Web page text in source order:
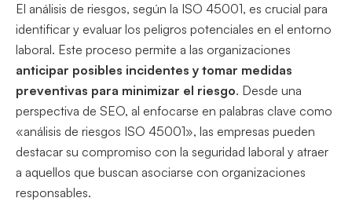
El análisis de riesgos, según la ISO 45001, es crucial para
identificar y evaluar los peligros potenciales en el entorno
laboral. Este proceso permite a las organizaciones
anticipar posibles incidentes y tomar medidas
preventivas para minimizar el riesgo. Desde una
perspectiva de SEO, al enfocarse en palabras clave como
«análisis de riesgos ISO 45001», las empresas pueden
destacar su compromiso con la seguridad laboral y atraer
a aquellos que buscan asociarse con organizaciones
responsables.